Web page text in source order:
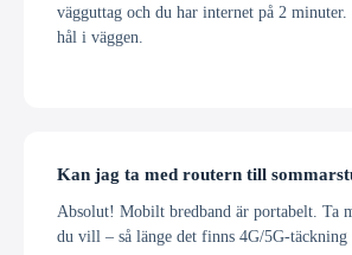
vägguttag och du har internet på 2
hål i väggen.
Kan jag ta med routern till
Absolut! Mobilt bredband är portabelt. Ta
du vill – så länge det finns 4G/5G-täckning